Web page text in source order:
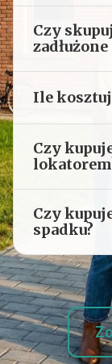
Czy
Ile
Czy
Czy
spadku?